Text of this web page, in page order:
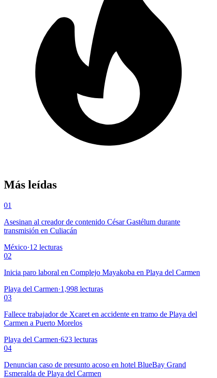
Más leídas
01
Asesinan al creador de contenido César Gastélum durante
transmisión en Culiacán
México·12 lecturas
02
Inicia paro laboral en Complejo Mayakoba en Playa del Carmen
Playa del Carmen·1,998 lecturas
03
Fallece trabajador de Xcaret en accidente en tramo de Playa del
Carmen a Puerto Morelos
Playa del Carmen·623 lecturas
04
Denuncian caso de presunto acoso en hotel BlueBay Grand
Esmeralda de Playa del Carmen